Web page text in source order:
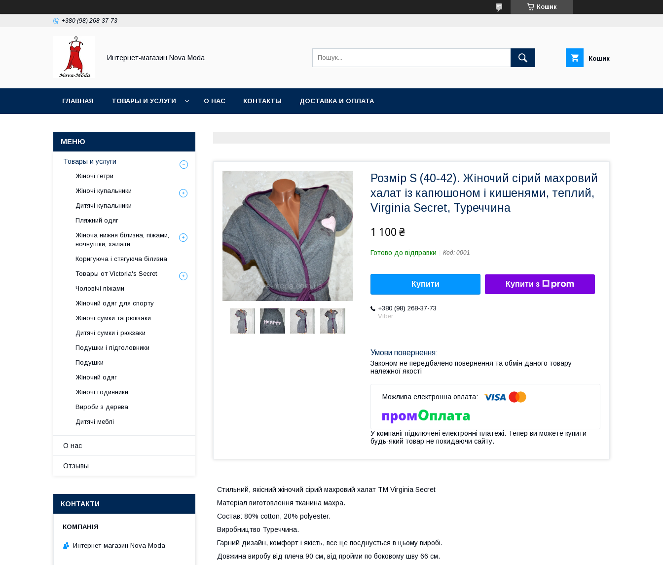
Кошик
+380 (98) 268-37-73
Интернет-магазин Nova Moda Кошик
ГЛАВНАЯ ТОВАРЫ И УСЛУГИ О НАС КОНТАКТЫ ДОСТАВКА И ОПЛАТА
Розмір S (40-42). Жіночий сірий махровий
халат із капюшоном і кишенями, теплий,
Virginia Secret, Туреччина
1 100 ₴
Готово до відправки Код: 0001
Купити Купити з
+380 (98) 268-37-73
Viber
Законом не передбачено повернення та обмін даного товару
належної якості
У компанії підключені електронні платежі. Тепер ви можете купити
будь-який товар не покидаючи сайту.
Стильний, якісний жіночий сірий махровий халат ТМ Virginia Secret
Матеріал виготовлення тканина махра.
Состав: 80% cotton, 20% polyester.
Виробництво Туреччина.
Гарний дизайн, комфорт і якість, все це поєднується в цьому виробі.
Довжина виробу від плеча 90 см, від пройми по боковому шву 66 см.
Товары и услуги
Жіночі гетри
Жіночі купальники
Дитячі купальники
Пляжний одяг
Жіноча нижня білизна, піжами,
ночнушки, халати
Коригуюча і стягуюча білизна
Товары от Victoria's Secret
Чоловічі піжами
Жіночий одяг для спорту
Жіночі сумки та рюкзаки
Дитячі сумки і рюкзаки
Подушки і підголовники
Подушки
Жіночий одяг
Жіночі годинники
Вироби з дерева
Дитячі меблі
О нас
Отзывы
КОНТАКТИ
Интернет-магазин Nova Moda